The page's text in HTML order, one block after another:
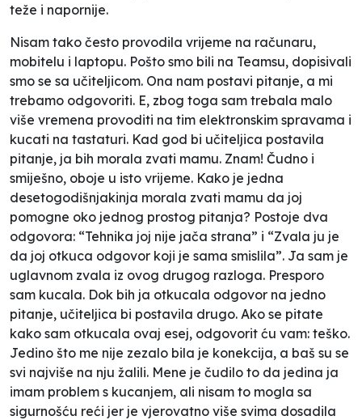
teže i napornije.
Nisam tako često provodila vrijeme na računaru,
mobitelu i laptopu. Pošto smo bili na Teamsu, dopisivali
smo se sa učiteljicom. Ona nam postavi pitanje, a mi
trebamo odgovoriti. E, zbog toga sam trebala malo
više vremena provoditi na tim elektronskim spravama i
kucati na tastaturi. Kad god bi učiteljica postavila
pitanje, ja bih morala zvati mamu. Znam! Čudno i
smiješno, oboje u isto vrijeme. Kako je jedna
desetogodišnjakinja morala zvati mamu da joj
pomogne oko jednog prostog pitanja? Postoje dva
odgovora: “Tehnika joj nije jača strana” i “Zvala ju je
da joj otkuca odgovor koji je sama smislila”. Ja sam je
uglavnom zvala iz ovog drugog razloga. Presporo
sam kucala. Dok bih ja otkucala odgovor na jedno
pitanje, učiteljica bi postavila drugo. Ako se pitate
kako sam otkucala ovaj esej, odgovorit ću vam: teško.
Jedino što me nije zezalo bila je konekcija, a baš su se
svi najviše na nju žalili. Mene je čudilo to da jedina ja
imam problem s kucanjem, ali nisam to mogla sa
sigurnošću reći jer je vjerovatno više svima dosadila